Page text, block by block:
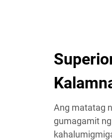
Ang matatag
gumagamit